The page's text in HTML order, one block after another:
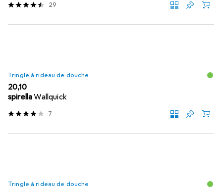
29
Tringle à rideau de douche
EUR
20,10
spirellaWallquick
7
Tringle à rideau de douche